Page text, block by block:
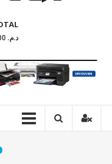
د.م. 0.00